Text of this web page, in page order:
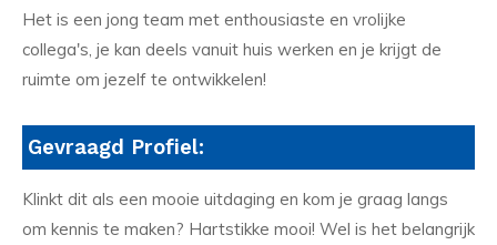
Het is een jong team met enthousiaste en vrolijke
collega's, je kan deels vanuit huis werken en je krijgt de
ruimte om jezelf te ontwikkelen!
Gevraagd Profiel:
Klinkt dit als een mooie uitdaging en kom je graag langs
om kennis te maken? Hartstikke mooi! Wel is het belangrijk